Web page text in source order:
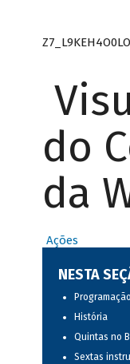
do
da
Ações
NESTA
Programação
História
Quintas no
Sextas